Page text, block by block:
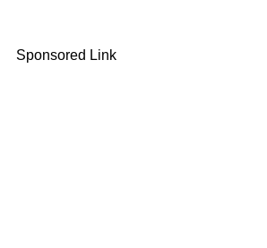
Sponsored Link